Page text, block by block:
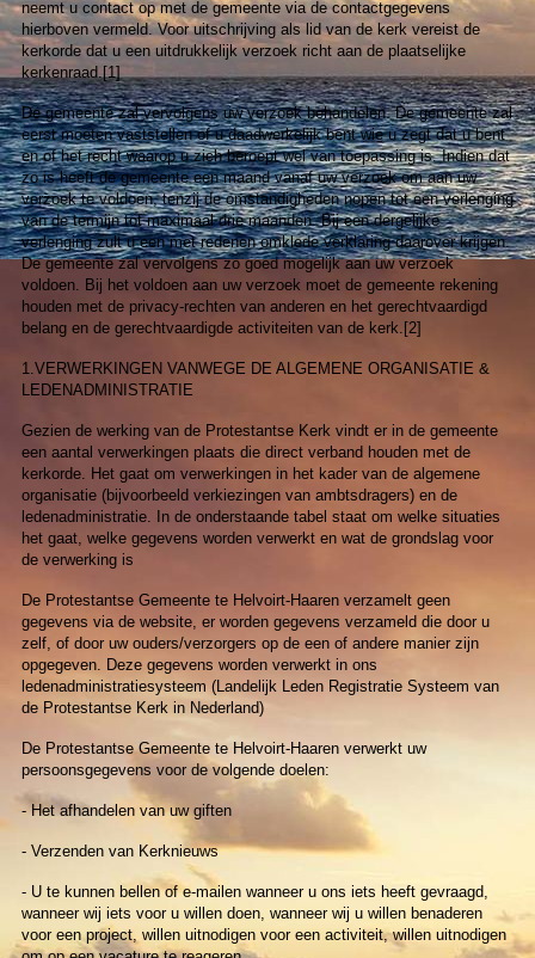
neemt u contact op met de gemeente via de contactgegevens
hierboven vermeld. Voor uitschrijving als lid van de kerk vereist de
kerkorde dat u een uitdrukkelijk verzoek richt aan de plaatselijke
kerkenraad.[1]
De gemeente zal vervolgens uw verzoek behandelen. De gemeente zal
eerst moeten vaststellen of u daadwerkelijk bent wie u zegt dat u bent
en of het recht waarop u zich beroept wel van toepassing is. Indien dat
zo is heeft de gemeente een maand vanaf uw verzoek om aan uw
verzoek te voldoen, tenzij de omstandigheden nopen tot een verlenging
van de termijn tot maximaal drie maanden. Bij een dergelijke
verlenging zult u een met redenen omklede verklaring daarover krijgen.
De gemeente zal vervolgens zo goed mogelijk aan uw verzoek
voldoen. Bij het voldoen aan uw verzoek moet de gemeente rekening
houden met de privacy-rechten van anderen en het gerechtvaardigd
belang en de gerechtvaardigde activiteiten van de kerk.[2]
1.VERWERKINGEN VANWEGE DE ALGEMENE ORGANISATIE &
LEDENADMINISTRATIE
Gezien de werking van de Protestantse Kerk vindt er in de gemeente
een aantal verwerkingen plaats die direct verband houden met de
kerkorde. Het gaat om verwerkingen in het kader van de algemene
organisatie (bijvoorbeeld verkiezingen van ambtsdragers) en de
ledenadministratie. In de onderstaande tabel staat om welke situaties
het gaat, welke gegevens worden verwerkt en wat de grondslag voor
de verwerking is
De Protestantse Gemeente te Helvoirt-Haaren verzamelt geen
gegevens via de website, er worden gegevens verzameld die door u
zelf, of door uw ouders/verzorgers op de een of andere manier zijn
opgegeven. Deze gegevens worden verwerkt in ons
ledenadministratiesysteem (Landelijk Leden Registratie Systeem van
de Protestantse Kerk in Nederland)
De Protestantse Gemeente te Helvoirt-Haaren verwerkt uw
persoonsgegevens voor de volgende doelen:
- Het afhandelen van uw giften
- Verzenden van Kerknieuws
- U te kunnen bellen of e-mailen wanneer u ons iets heeft gevraagd,
wanneer wij iets voor u willen doen, wanneer wij u willen benaderen
voor een project, willen uitnodigen voor een activiteit, willen uitnodigen